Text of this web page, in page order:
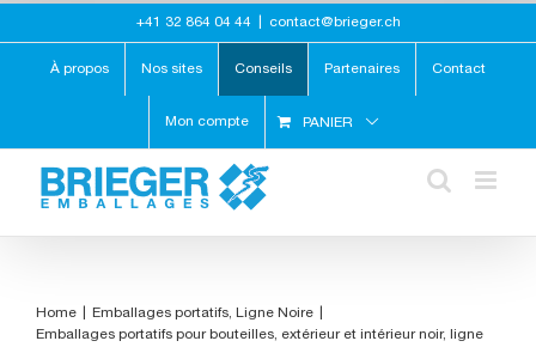
content
+41 32 864 04 44 contact@brieger.ch
À propos Nos sites Conseils Partenaires Contact
Mon compte PANIER
Home Emballages portatifs
Ligne Noire
Emballages portatifs pour bouteilles, extérieur et intérieur noir, ligne